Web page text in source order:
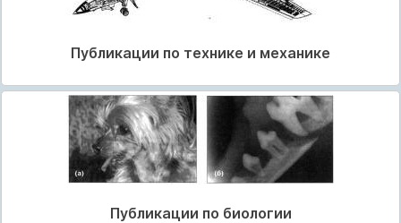
Публикации по технике и механике
Публикации по биологии